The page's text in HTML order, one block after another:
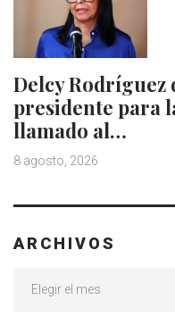
Delcy Rodríguez
presidente para
llamado al…
8 agosto, 2026
ARCHIVOS